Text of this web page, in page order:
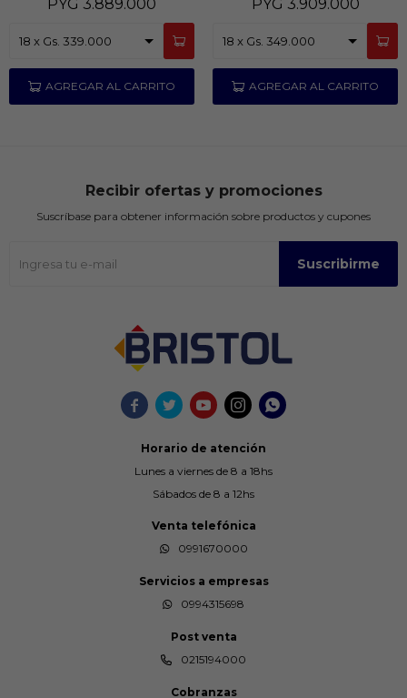
PYG 3.889.000 PYG 3.909.000
    
Horario de atención
Lunes a viernes de 8 a 18hs
Sábados de 8 a 12hs
Venta telefónica
0991670000
Servicios a empresas
0994315698
Post venta
0215194000
Cobranzas
Recibir ofertas y promociones
Suscríbase para obtener información sobre productos y cupones
Suscribirme